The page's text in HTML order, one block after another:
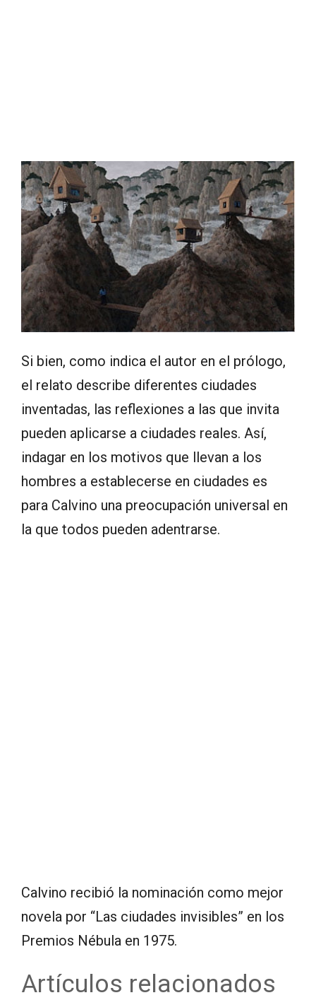
Si bien, como indica el autor en el prólogo,
el relato describe diferentes ciudades
inventadas, las reflexiones a las que invita
pueden aplicarse a ciudades reales. Así,
indagar en los motivos que llevan a los
hombres a establecerse en ciudades es
para Calvino una preocupación universal en
la que todos pueden adentrarse.
Calvino recibió la nominación como mejor
novela por “Las ciudades invisibles” en los
Premios Nébula en 1975.
Artículos relacionados